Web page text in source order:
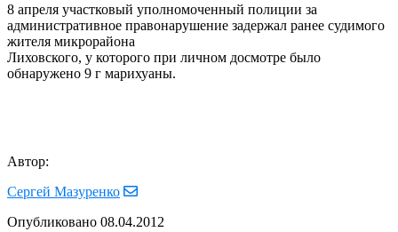
8 апреля участковый уполномоченный полиции за
административное правонарушение задержал ранее судимого
жителя микрорайона
Лиховского, у которого при личном досмотре было
обнаружено 9 г марихуаны.
Автор:
Сергей Мазуренко
Опубликовано 08.04.2012